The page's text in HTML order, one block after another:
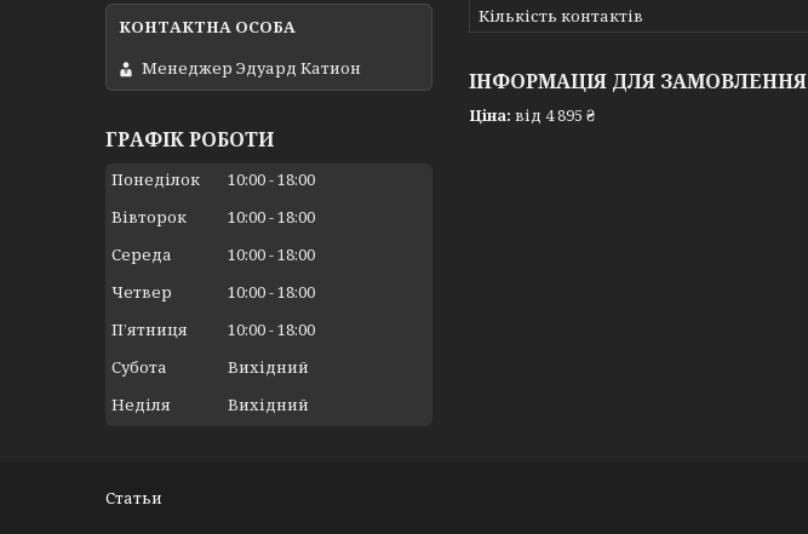
Кількість контактів
ІНФОРМАЦІЯ ДЛЯ ЗАМОВЛЕННЯ
Ціна: від 4 895 ₴
Менеджер Эдуард Катион
ГРАФІК РОБОТИ
Понеділок 10:00 18:00
Вівторок
10:00 18:00
Середа
10:00 18:00
Четвер
10:00 18:00
Пʼятниця
10:00 18:00
Субота
Вихідний
Неділя
Вихідний
Статьи